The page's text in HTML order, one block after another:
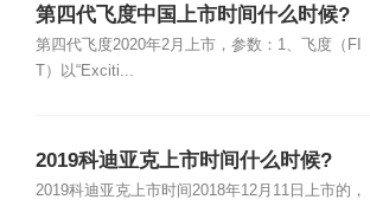
第四代飞度中国上市时间什么时候?
第四代飞度2020年2月上市，参数：1、飞度（FI
T）以“Exciti...
2019科迪亚克上市时间什么时候?
2019科迪亚克上市时间2018年12月11日上市的，